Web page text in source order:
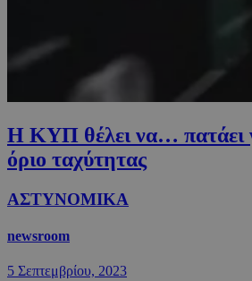
Η ΚΥΠ θέλει να… πατάει
όριο ταχύτητας
ΑΣΤΥΝΟΜΙΚΑ
newsroom
5 Σεπτεμβρίου, 2023